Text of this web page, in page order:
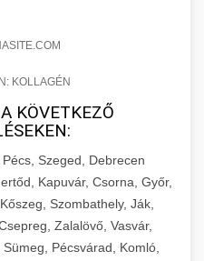
KOLLAGÉN
KÖVETKEZŐ
Szeged, Debrecen
Kapuvár, Csorna, Győr,
Szombathely, Ják,
Zalalövő, Vasvár,
Pécsvárad, Komló,